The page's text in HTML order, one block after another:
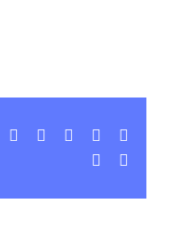
Facebook LinkedInWhatsApp
Tumblr